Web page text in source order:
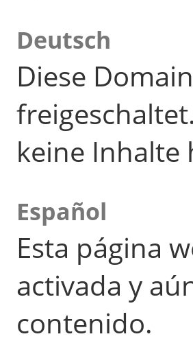
Deutsch
Diese
keine Inhalte
Español
Esta página
activada y
contenido.